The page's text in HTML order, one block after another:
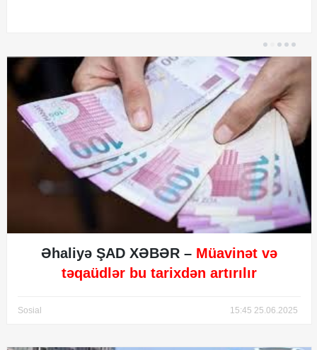
© 2017. Xəbərçi.az
Created by Netservice.az
Əhaliyə ŞAD XƏBƏR – Müavinət və
təqaüdlər bu tarixdən artırılır
Sosial 15:45 25.06.2025